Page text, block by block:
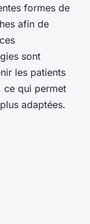
formes de
afin de
sont
les patients
ce qui permet
adaptées.